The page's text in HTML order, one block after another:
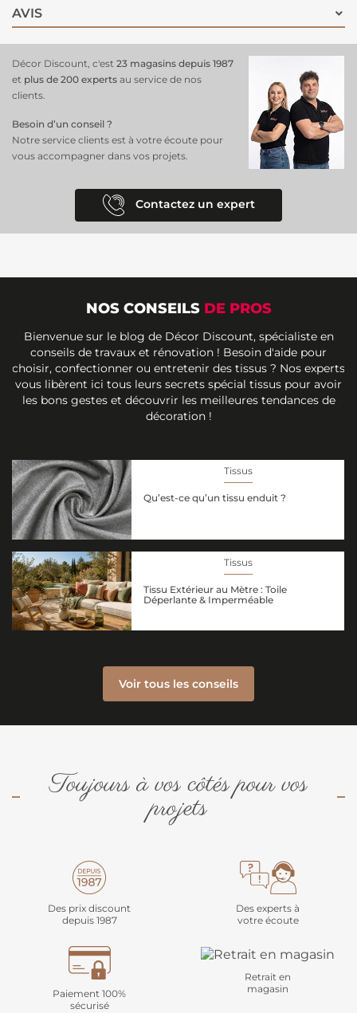
AVIS
Décor Discount, c'est 23 magasins depuis 1987
et plus de 200 experts au service de nos
clients.
Besoin d’un conseil ?
Notre service clients est à votre écoute pour
vous accompagner dans vos projets.
Contactez un expert
NOS CONSEILS DE PROS
Bienvenue sur le blog de Décor Discount, spécialiste en
conseils de travaux et rénovation ! Besoin d'aide pour
choisir, confectionner ou entretenir des tissus ? Nos experts
vous libèrent ici tous leurs secrets spécial tissus pour avoir
les bons gestes et découvrir les meilleures tendances de
décoration !
Tissus
Qu’est-ce qu’un tissu enduit ?
Tissus
Tissu Extérieur au Mètre : Toile
Déperlante & Imperméable
Voir tous les conseils
Toujours à vos côtés pour vos
projets
Des prix discount
depuis 1987
Des experts à
votre écoute
Paiement 100%
sécurisé
Retrait en
magasin